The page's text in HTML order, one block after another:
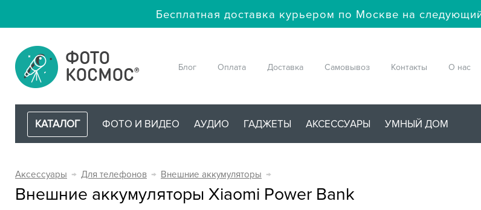
Бесплатная доставка курьером по Москве на
Блог Оплата Доставка Самовывоз Контакты О нас
КАТАЛОГ ФОТО И ВИДЕО АУДИО ГАДЖЕТЫ АКСЕССУАРЫ УМНЫЙ ДОМ
Аксессуары → Для телефонов → Внешние аккумуляторы →
Внешние аккумуляторы Xiaomi Power Bank